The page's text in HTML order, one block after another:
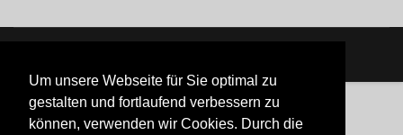
Um unsere Webseite für Sie optimal zu
gestalten und fortlaufend verbessern zu
können, verwenden wir Cookies. Durch die